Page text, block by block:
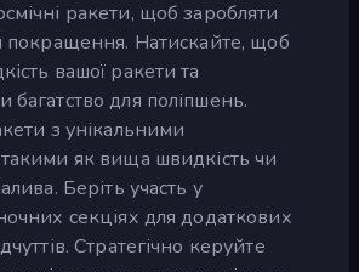
ракети, щоб заробляти
покращення. Натискайте, щоб
вашої ракети та
багатство для поліпшень.
з унікальними
як вища швидкість чи
Беріть участь у
секціях для додаткових
Стратегічно керуйте